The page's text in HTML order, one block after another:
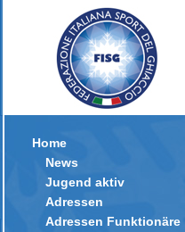
Home
News
Jugend aktiv
Adressen
Adressen Funktionäre